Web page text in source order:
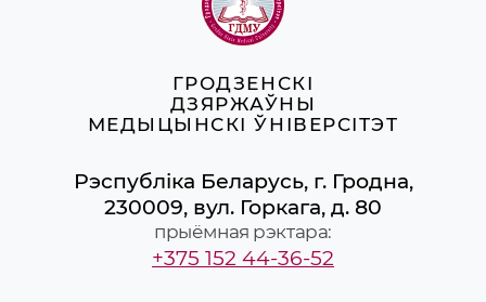
ГРОДЗЕНСКІ
ДЗЯРЖАЎНЫ
МЕДЫЦЫНСКІ ЎНІВЕРСІТЭТ
Рэспубліка Беларусь, г. Гродна,
230009, вул. Горкага, д. 80
прыёмная рэктара:
+375 152 44-36-52